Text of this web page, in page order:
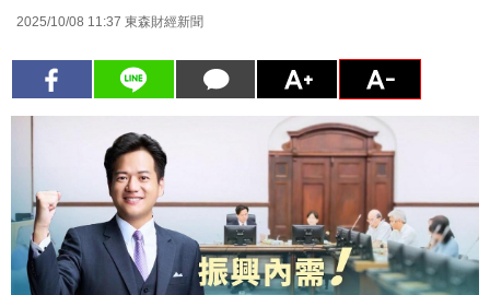
2025/10/08 11:37 東森財經新聞